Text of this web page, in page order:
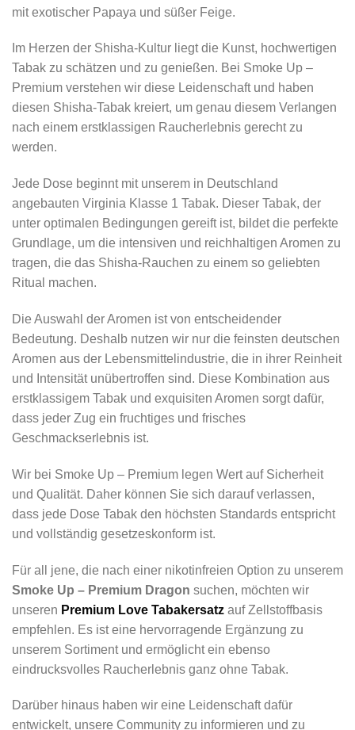
mit exotischer Papaya und süßer Feige.
Im Herzen der Shisha-Kultur liegt die Kunst, hochwertigen
Tabak zu schätzen und zu genießen. Bei Smoke Up –
Premium verstehen wir diese Leidenschaft und haben
diesen Shisha-Tabak kreiert, um genau diesem Verlangen
nach einem erstklassigen Raucherlebnis gerecht zu
werden.
Jede Dose beginnt mit unserem in Deutschland
angebauten Virginia Klasse 1 Tabak. Dieser Tabak, der
unter optimalen Bedingungen gereift ist, bildet die perfekte
Grundlage, um die intensiven und reichhaltigen Aromen zu
tragen, die das Shisha-Rauchen zu einem so geliebten
Ritual machen.
Die Auswahl der Aromen ist von entscheidender
Bedeutung. Deshalb nutzen wir nur die feinsten deutschen
Aromen aus der Lebensmittelindustrie, die in ihrer Reinheit
und Intensität unübertroffen sind. Diese Kombination aus
erstklassigem Tabak und exquisiten Aromen sorgt dafür,
dass jeder Zug ein fruchtiges und frisches
Geschmackserlebnis ist.
Wir bei Smoke Up – Premium legen Wert auf Sicherheit
und Qualität. Daher können Sie sich darauf verlassen,
dass jede Dose Tabak den höchsten Standards entspricht
und vollständig gesetzeskonform ist.
Für all jene, die nach einer nikotinfreien Option zu unserem
Smoke Up – Premium Dragon suchen, möchten wir
unseren Premium Love Tabakersatz auf Zellstoffbasis
empfehlen. Es ist eine hervorragende Ergänzung zu
unserem Sortiment und ermöglicht ein ebenso
eindrucksvolles Raucherlebnis ganz ohne Tabak.
Darüber hinaus haben wir eine Leidenschaft dafür
entwickelt, unsere Community zu informieren und zu